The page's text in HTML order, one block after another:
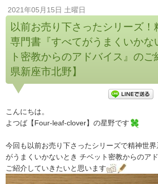
2021年05月15日 土曜日
以前お売り下さったシリーズ！
専門書『すべてがうまくいかな
ト密教からのアドバイス』のご
県新座市北野】
こんにちは。
よつば【Four-leaf-clover】の星野です
今回も以前お売り下さったシリーズで精神世
がうまくいかないとき チベット密教からのア
ご紹介していきたいと思います